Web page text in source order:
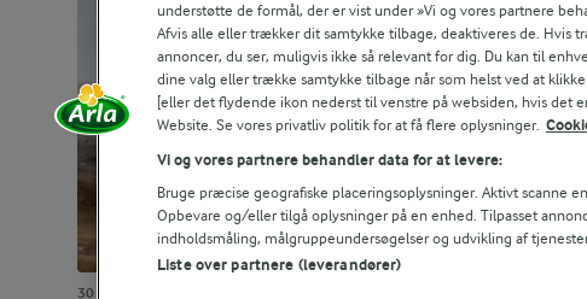
30 MIN
understøtte de formål, der er vist under »Vi og vores partnere
Afvis alle eller trækker dit samtykke tilbage, deaktiveres de. Hvis
annoncer, du ser, muligvis ikke så relevant for dig. Du kan til
dine valg eller trække samtykke tilbage når som helst ved at
[eller det flydende ikon nederst til venstre på websiden, hvis det
Website. Se vores privatliv politik for at få flere oplysninger.
Vi og vores partnere behandler data for at levere:
Bruge præcise geografiske placeringsoplysninger. Aktivt scanne
Opbevare og/eller tilgå oplysninger på en enhed. Tilpasset
indholdsmåling, målgruppeundersøgelser og udvikling af
Liste over partnere (leverandører)